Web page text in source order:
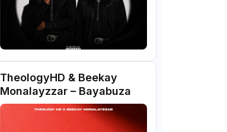
TheologyHD & Beekay
Monalayzzar – Bayabuza